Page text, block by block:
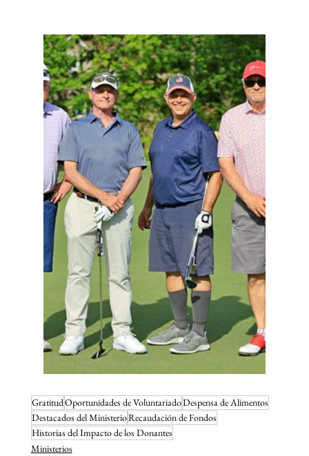
GratitudOportunidades de VoluntariadoDespensa de Alimentos
Destacados del MinisterioRecaudación de Fondos
Historias del Impacto de los Donantes
Ministerios